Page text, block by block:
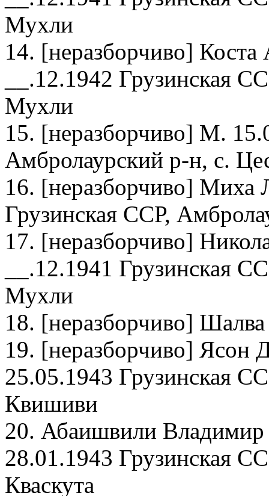
Мухли
14. [неразборчиво]
__.12.1942 Грузинская
Мухли
15. [неразборчиво] М.
Амбролаурский р-н, с.
16. [неразборчиво] Миха
Грузинская ССР,
17. [неразборчиво]
__.12.1941 Грузинская
Мухли
18. [неразборчиво]
19. [неразборчиво] Ясон
25.05.1943 Грузинская
Квишиви
20. Абаишвили Владимир
28.01.1943 Грузинская
Кваскута